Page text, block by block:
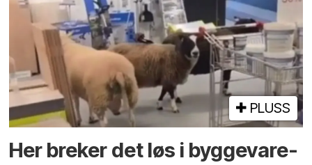
PLUSS
Her breker det løs i bygge­vare­